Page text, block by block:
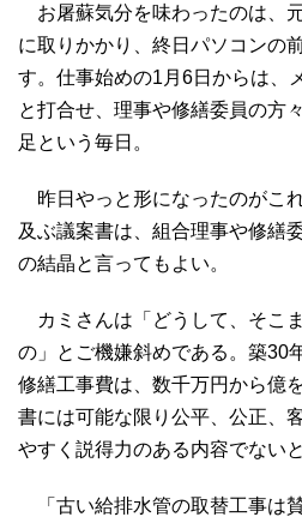
お屠蘇気分を味わったのは、
に取りかかり、終日パソコンの
す。仕事始めの1月6日からは、
と打合せ、理事や修繕委員の方
足という毎日。
昨日やっと形になったのがこ
及ぶ議案書は、組合理事や修繕
の結晶と言ってもよい。
カミさんは「どうして、そこ
の」とご機嫌斜めである。築30
修繕工事費は、数千万円から億
書には可能な限り公平、公正、
やすく説得力のある内容でない
「古い給排水管の取替工事は